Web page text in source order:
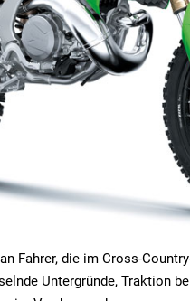
Fahrer, die im Cross-
Untergründe, Traktion